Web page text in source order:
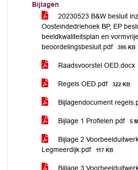
Bijlagen
20230523 B&W besluit
Oosteindedriehoek BP, EP
beeldkwaliteitsplan en
beoordelingsbesluit.pdf
395 KB
Raadsvoorstel OED.docx
Regels OED.pdf 322 KB
Bijlagendocument
Bijlage 1 Profielen.pdf 5
Bijlage 2
Legmeerdijk.pdf
117 KB
Bijlage 3